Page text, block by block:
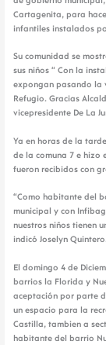
Cartagenita, para
infantiles instalados
Su comunidad se
sus niños “ Con la
expongan pasando la
Refugio. Gracias
vicepresidente De La
Ya en horas de la
de la comuna 7 e hizo
fueron recibidos con
“Como habitante del
municipal y con
nuestros niños tienen
indicó Joselyn
El domingo 4 de
barrios la Florida y
aceptación por parte
un espacio para la
Castilla, tambien a
habitante del barrio